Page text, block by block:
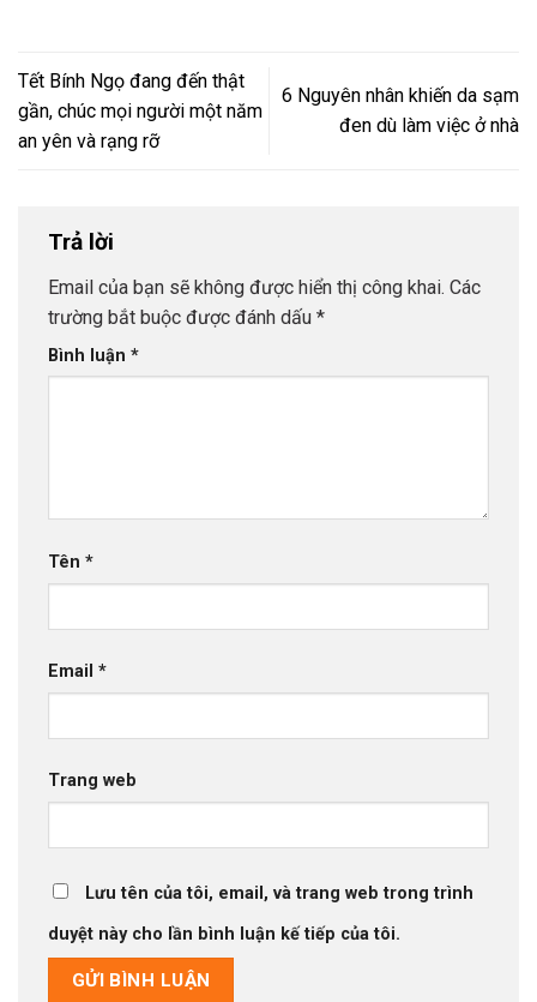
Tết Bính Ngọ đang đến thật
gần, chúc mọi người một năm
an yên và rạng rỡ
6 Nguyên nhân khiến da sạm
đen dù làm việc ở nhà
Trả lời
Email của bạn sẽ không được hiển thị công khai. Các
trường bắt buộc được đánh dấu *
Bình luận *
Tên *
Email *
Trang web
Lưu tên của tôi, email, và trang web trong trình
duyệt này cho lần bình luận kế tiếp của tôi.